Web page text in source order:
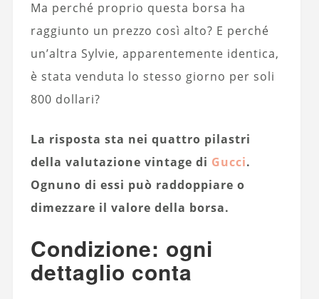
Ma perché proprio questa borsa ha
raggiunto un prezzo così alto? E perché
un’altra Sylvie, apparentemente identica,
è stata venduta lo stesso giorno per soli
800 dollari?
La risposta sta nei quattro pilastri
della valutazione vintage di Gucci.
Ognuno di essi può raddoppiare o
dimezzare il valore della borsa.
Condizione: ogni
dettaglio conta